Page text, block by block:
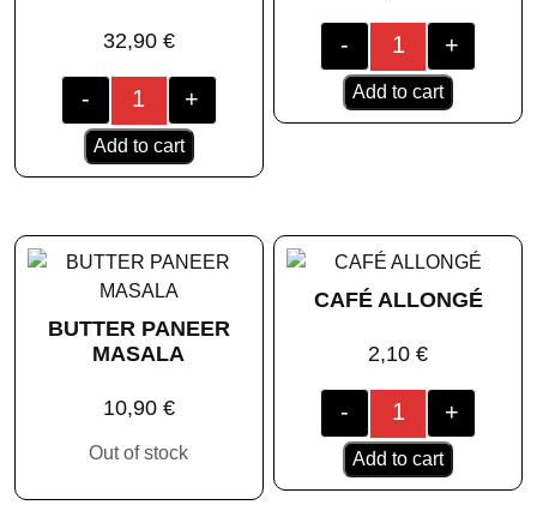
32,90 €
- +
Add to cart
- +
Add to cart
BUTTER PANEER
MASALA
10,90 €
Out of stock
CAFÉ ALLONGÉ
2,10€
- +
Add to cart